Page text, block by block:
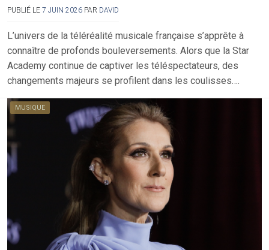
PUBLIÉ LE 7 JUIN 2026 PAR DAVID
L’univers de la téléréalité musicale française s’apprête à
connaître de profonds bouleversements. Alors que la Star
Academy continue de captiver les téléspectateurs, des
changements majeurs se profilent dans les coulisses….
MUSIQUE